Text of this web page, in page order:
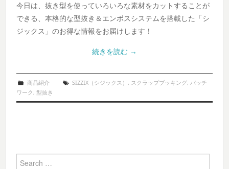
今日は、抜き型を使っていろいろな素材をカットすることが
できる、本格的な型抜き＆エンボスシステムを搭載した「シ
ジックス」のお得な情報をお届けします！
続きを読む →
商品紹介 SIZZIX（シジックス） , スクラップブッキング,パッチ
ワーク ,型抜き
Search for: